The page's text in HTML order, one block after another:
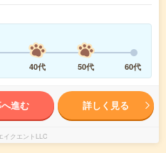
40代 50代 60代
進む 詳しく見る
イクエントLLC